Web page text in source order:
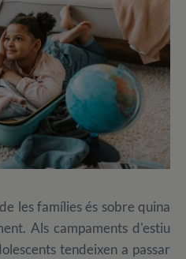
les famílies és sobre quina
Als campaments d'estiu
tendeixen a passar